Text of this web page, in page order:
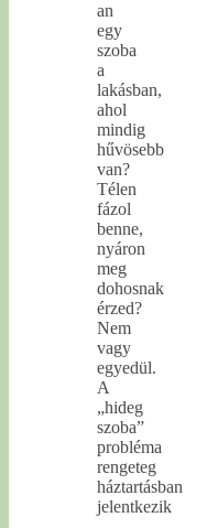
an
egy
szoba
a
lakásban,
ahol
mindig
hűvösebb
van?
Télen
fázol
benne,
nyáron
meg
dohosnak
érzed?
Nem
vagy
egyedül.
A
„hideg
szoba”
probléma
rengeteg
háztartásban
jelentkezik